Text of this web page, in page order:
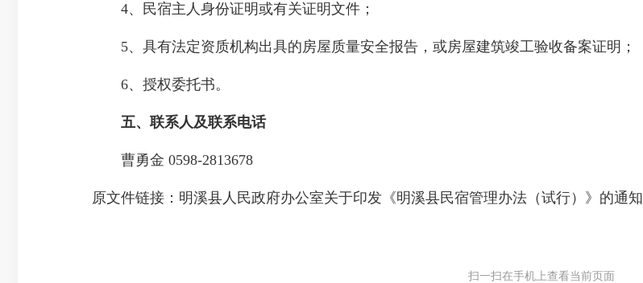
4、民宿主人身份证明或有关证明文件；
5、具有法定资质机构出具的房屋质量安全报告，或房屋建筑竣工验收备案证明；
6、授权委托书。
五、联系人及联系电话
曹勇金 0598-2813678
原文件链接： 明溪县人民政府办公室关于印发《明溪县民宿管理办法（试行）》的通知
扫一扫在手机上查看当前页面